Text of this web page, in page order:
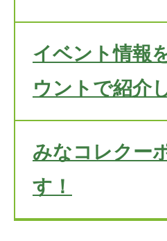
イベント情報
ウントで紹介
みなコレクー
す！